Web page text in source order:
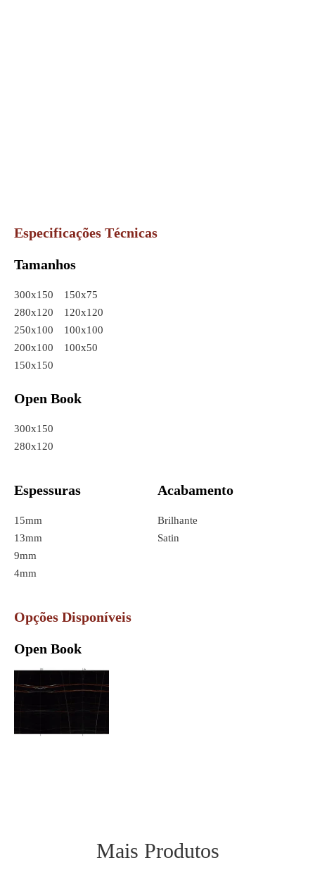
Especificações Técnicas
Tamanhos
300x150
280x120
250x100
200x100
150x150
150x75
120x120
100x100
100x50
Open Book
300x150
280x120
Espessuras
15mm
13mm
9mm
4mm
Acabamento
Brilhante
Satin
Opções Disponíveis
Open Book
Mais Produtos